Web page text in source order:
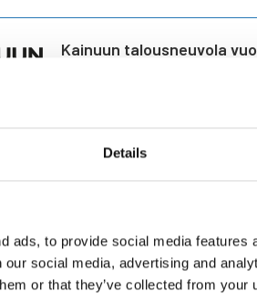
Details
ads, to provide social media features
social media, advertising and
or that they’ve collected from your
Kainuun talousneuvola
Lue lisää »
SOL Palvelut Oy vastaa
sote-kohteiden
29.1.2024